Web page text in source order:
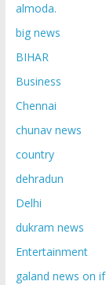
almoda.
big news
BIHAR
Business
Chennai
chunav news
country
dehradun
Delhi
dukram news
Entertainment
galand news on if